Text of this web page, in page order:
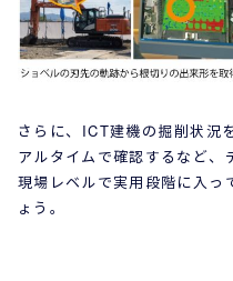
さらに、ICT建機の掘削状況
アルタイムで確認するなど
現場レベルで実用段階に入っ
ょう。